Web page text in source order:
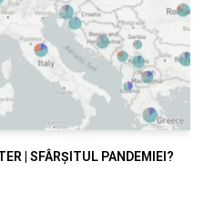
| SFÂRȘITUL PANDEMIEI?